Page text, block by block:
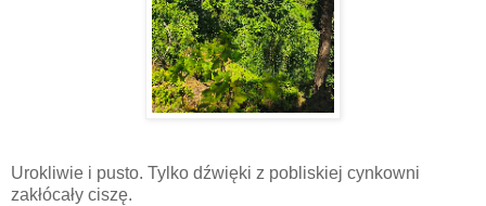
Urokliwie i pusto. Tylko dźwięki z pobliskiej cynkowni
zakłócały ciszę.